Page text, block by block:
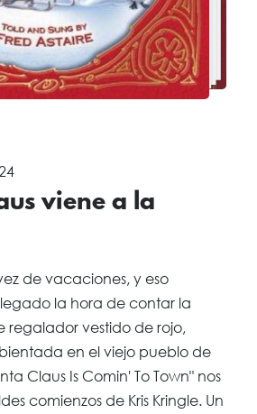
viene a la
de vacaciones, y eso
la hora de contar la
regalador vestido de rojo,
en el viejo pueblo de
Claus Is Comin' To Town" nos
comienzos de Kris Kringle. Un